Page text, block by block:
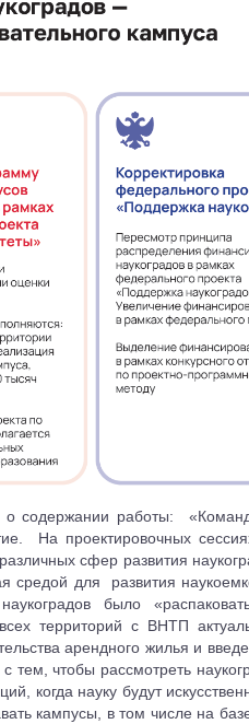
о содержании работы:
На проектировочных
сфер развития
средой для
развития
было
территорий с ВНТП
арендного жилья и
тем, чтобы рассмотреть
когда науку будут
кампусы, в том числе на базе